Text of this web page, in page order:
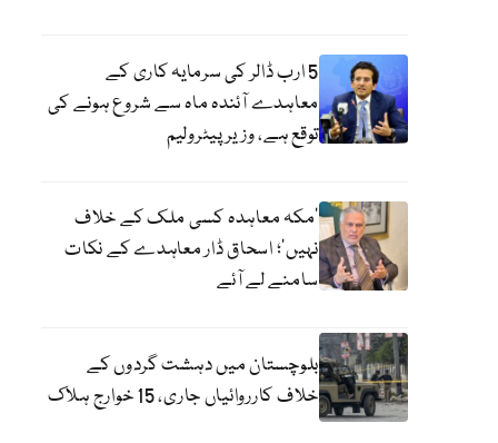
5 ارب ڈالر کی سرمایہ کاری کے
معاہدے آئندہ ماہ سے شروع ہونے کی
توقع ہے، وزیر پیٹرولیم
‘مکہ معاہدہ کسی ملک کے خلاف
نہیں’؛ اسحاق ڈار معاہدے کے نکات
سامنے لے آئے
بلوچستان میں دہشت گردوں کے
خلاف کارروائیاں جاری، 15 خوارج ہلاک